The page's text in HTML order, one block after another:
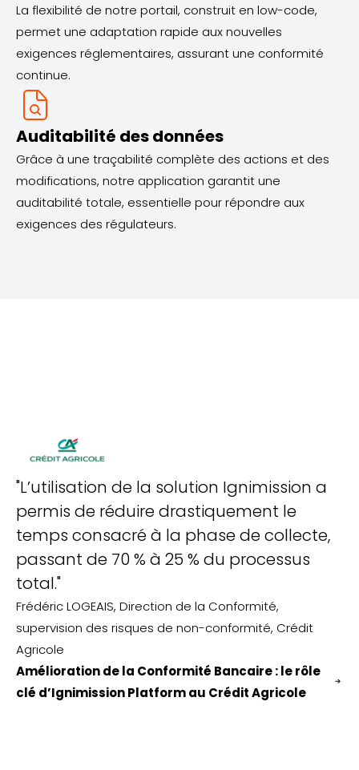
La flexibilité de notre portail, construit en low-code,
permet une adaptation rapide aux nouvelles
exigences réglementaires, assurant une conformité
continue.
Auditabilité des données
Grâce à une traçabilité complète des actions et des
modifications, notre application garantit une
auditabilité totale, essentielle pour répondre aux
exigences des régulateurs.
"L’utilisation de la solution Ignimission a
permis de réduire drastiquement le
temps consacré à la phase de collecte,
passant de 70 % à 25 % du processus
total."
Frédéric LOGEAIS, Direction de la Conformité,
supervision des risques de non-conformité, Crédit
Agricole
Amélioration de la Conformité Bancaire : le rôle
clé d’Ignimission Platform au Crédit Agricole